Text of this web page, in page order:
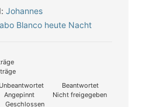
Johannes
Blanco heute Nacht
Unbeantwortet
Beantwortet
Angepinnt
Nicht freigegeben
Geschlossen